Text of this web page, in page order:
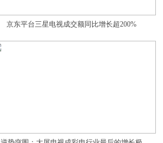
京东平台三星电视成交额同比增长超200%